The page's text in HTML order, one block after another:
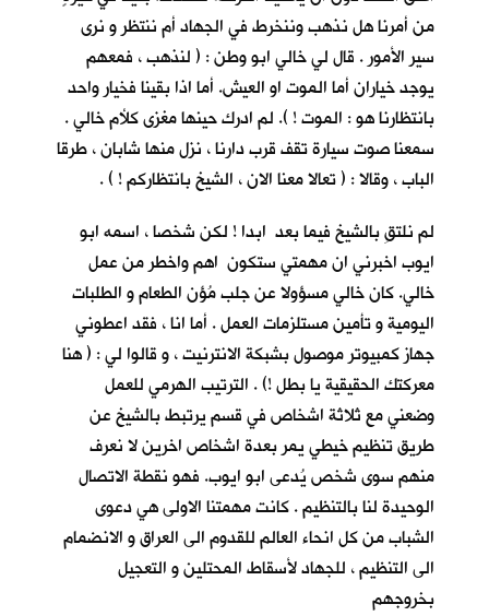
من أمرنا هل نذهب وننخرط في الجهاد أم ننتظر و نرى
سير الأمور . قال لي خالي ابو وطن : ( لنذهب ، فمعهم
يوجد خياران أما الموت او العيش. أما اذا بقينا فخيار واحد
بانتظارنا هو : الموت ! ). لم ادرك حينها مغزى كلأم خالي .
سمعنا صوت سيارة تقف قرب دارنا ، نزل منها شابان ، طرقا
الباب ، وقالا : ( تعالا معنا الان ، الشيخ بانتظاركم ! ) .
لم نلتقِ بالشيخ فيما بعد ابدا ! لكن شخصا ، اسمه ابو
ايوب اخبرني ان مهمتي ستكون اهم واخطر من عمل
خالي. كان خالي مسؤولا عن جلب مُؤن الطعام و الطلبات
اليومية و تأمين مستلزمات العمل . أما انا ، فقد اعطوني
جهاز كمبيوتر موصول بشبكة الانترنيت ، و قالوا لي : ( هنا
معركتك الحقيقية يا بطل !) . الترتيب الهرمي للعمل
وضعني مع ثلاثة اشخاص في قسم يرتبط بالشيخ عن
طريق تنظيم خيطي يمر بعدة اشخاص اخرين لا نعرف
منهم سوى شخص يُدعى ابو ايوب. فهو نقطة الاتصال
الوحيدة لنا بالتنظيم . كانت مهمتنا الاولى هي دعوى
الشباب من كل انحاء العالم للقدوم الى العراق و الانضمام
الى التنظيم ، للجهاد لأسقاط المحتلين و التعجيل
بخروجهم